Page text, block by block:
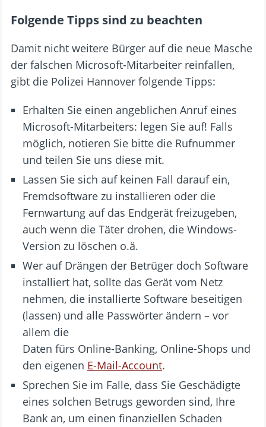
Folgende Tipps sind zu beachten
Damit nicht weitere Bürger auf die neue Masche
der falschen Microsoft-Mitarbeiter reinfallen,
gibt die Polizei Hannover folgende Tipps:
Erhalten Sie einen angeblichen Anruf eines
Microsoft-Mitarbeiters: legen Sie auf! Falls
möglich, notieren Sie bitte die Rufnummer
und teilen Sie uns diese mit.
Lassen Sie sich auf keinen Fall darauf ein,
Fremdsoftware zu installieren oder die
Fernwartung auf das Endgerät freizugeben,
auch wenn die Täter drohen, die Windows-
Version zu löschen o.ä.
Wer auf Drängen der Betrüger doch Software
installiert hat, sollte das Gerät vom Netz
nehmen, die installierte Software beseitigen
(lassen) und alle Passwörter ändern – vor
allem die
Daten fürs Online-Banking, Online-Shops und
den eigenen E-Mail-Account.
Sprechen Sie im Falle, dass Sie Geschädigte
eines solchen Betrugs geworden sind, Ihre
Bank an, um einen finanziellen Schaden